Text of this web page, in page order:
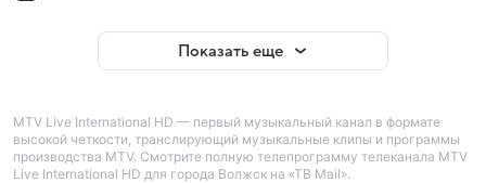
Показать еще
MTV Live International HD — первый музыкальный канал в формате
высокой четкости, транслирующий музыкальные клипы и программы
производства MTV. Смотрите полную телепрограмму телеканала MTV
Live International HD для города Волжск на «ТВ Mail».